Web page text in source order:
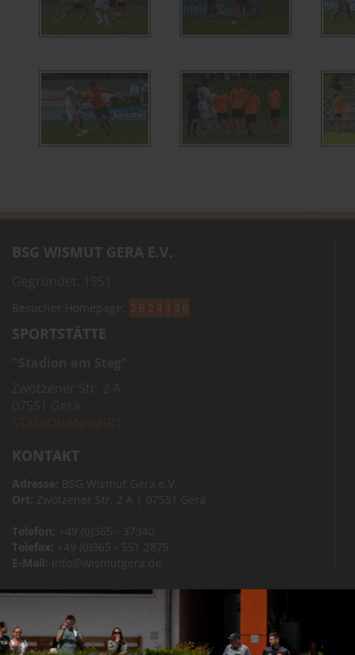
BSG WISMUT GERA E.V.
Besucher Homepage: 2 5 2 4 1 4 6
SPORTSTÄTTE
STADIONANFAHRT
KONTAKT
Adresse: BSG Wismut Gera e.V.
Ort: Zwötzener Str. 2 A | 07551 Gera
Telefon:
+49 (0)365 - 37340
Telefax:
+49 (0)365 - 551 2875
E-Mail:
info@wismutgera.de
KURZ-LINKS
SG Gera
Homepage